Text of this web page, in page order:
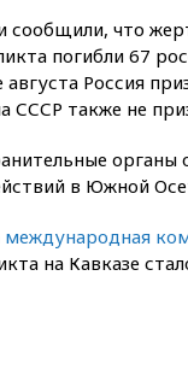
что
погибли 67
Россия
СССР также не
в Южной
международная
на Кавказе